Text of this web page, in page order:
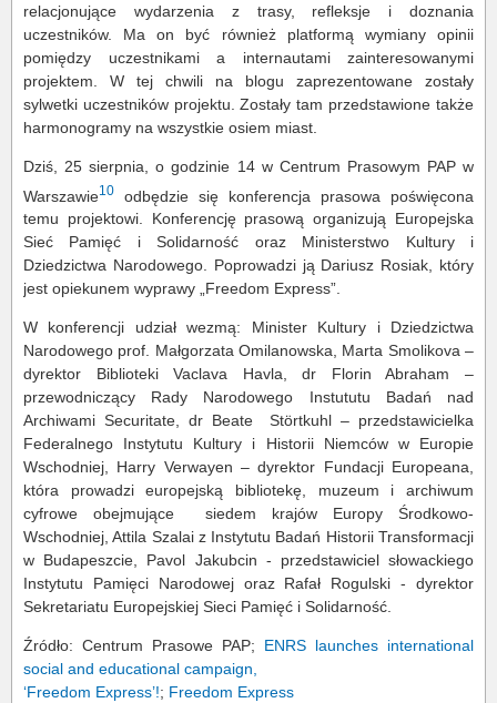
relacjonujące wydarzenia z trasy, refleksje i doznania
uczestników. Ma on być również platformą wymiany opinii
pomiędzy uczestnikami a internautami zainteresowanymi
projektem. W tej chwili na blogu zaprezentowane zostały
sylwetki uczestników projektu. Zostały tam przedstawione także
harmonogramy na wszystkie osiem miast.
Dziś, 25 sierpnia, o godzinie 14 w Centrum Prasowym PAP w
Warszawie10
odbędzie się konferencja prasowa poświęcona
temu projektowi. Konferencję prasową organizują Europejska
Sieć Pamięć i Solidarność oraz Ministerstwo Kultury i
Dziedzictwa Narodowego. Poprowadzi ją Dariusz Rosiak, który
jest opiekunem wyprawy „Freedom Express”.
W konferencji udział wezmą: Minister Kultury i Dziedzictwa
Narodowego prof. Małgorzata Omilanowska, Marta Smolikova –
dyrektor Biblioteki Vaclava Havla, dr Florin Abraham –
przewodniczący Rady Narodowego Instututu Badań nad
Archiwami Securitate, dr Beate Störtkuhl – przedstawicielka
Federalnego Instytutu Kultury i Historii Niemców w Europie
Wschodniej, Harry Verwayen – dyrektor Fundacji Europeana,
która prowadzi europejską bibliotekę, muzeum i archiwum
cyfrowe obejmujące siedem krajów Europy Środkowo-
Wschodniej, Attila Szalai z Instytutu Badań Historii Transformacji
w Budapeszcie, Pavol Jakubcin - przedstawiciel słowackiego
Instytutu Pamięci Narodowej oraz Rafał Rogulski - dyrektor
Sekretariatu Europejskiej Sieci Pamięć i Solidarność.
Źródło: Centrum Prasowe PAP; ENRS launches international
social and educational campaign,
‘Freedom Express’!; Freedom Express